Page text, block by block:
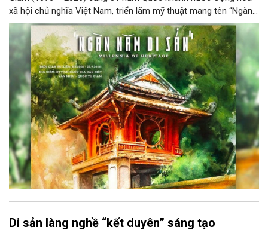
xã hội chủ nghĩa Việt Nam, triển lãm mỹ thuật mang tên “Ngàn
năm di sản” sẽ chính thức khai mạc vào ngày 8/8 tại Nhà Thái
Học, Di tích Quốc gia đặc biệt Văn Miếu – Quốc Tử Giám. Sự
kiện kéo dài đến ngày 25/9/2026 hứa hẹn trở thành điểm đến
văn hóa đầy sức hút, góp phần làm phong phú đời sống nghệ
thuật của Thủ đô trong mùa thu này.
Di sản làng nghề “kết duyên” sáng tạo